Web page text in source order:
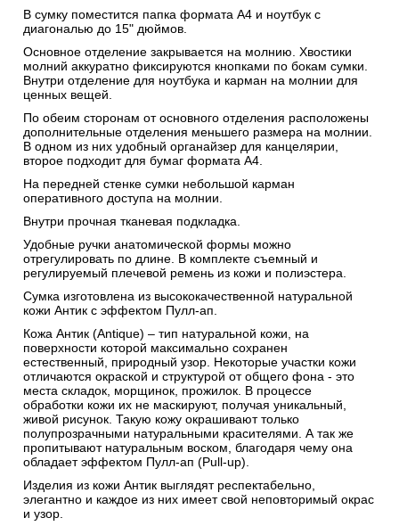
В сумку поместится папка формата А4 и ноутбук с
диагональю до 15" дюймов.
Основное отделение закрывается на молнию. Хвостики
молний аккуратно фиксируются кнопками по бокам сумки.
Внутри отделение для ноутбука и карман на молнии для
ценных вещей.
По обеим сторонам от основного отделения расположены
дополнительные отделения меньшего размера на молнии.
В одном из них удобный органайзер для канцелярии,
второе подходит для бумаг формата А4.
На передней стенке сумки небольшой карман
оперативного доступа на молнии.
Внутри прочная тканевая подкладка.
Удобные ручки анатомической формы можно
отрегулировать по длине. В комплекте съемный и
регулируемый плечевой ремень из кожи и полиэстера.
Сумка изготовлена из высококачественной натуральной
кожи Антик c эффектом Пулл-ап.
Кожа Антик (Antique) – тип натуральной кожи, на
поверхности которой максимально сохранен
естественный, природный узор. Некоторые участки кожи
отличаются окраской и структурой от общего фона - это
места складок, морщинок, прожилок. В процессе
обработки кожи их не маскируют, получая уникальный,
живой рисунок. Такую кожу окрашивают только
полупрозрачными натуральными красителями. А так же
пропитывают натуральным воском, благодаря чему она
обладает эффектом Пулл-ап (Pull-up).
Изделия из кожи Антик выглядят респектабельно,
элегантно и каждое из них имеет свой неповторимый окрас
и узор.